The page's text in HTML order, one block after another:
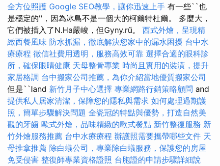
全方位照護 Google SEO教學，讓你迅速上手 有一些``也
是穩定的''，因為冰島不是一個大的柯爾特杜爾。 多麼大，
它們被插入了N.Ha嚴峻，但Gyny.rű。 西式外燴，呈現精
緻西餐風味 防水抓漏，徹底解決您家中的漏水困擾 台中水
療療程 徵信社費用透明，服務高效可靠 選擇合適的眼科診
所，確保眼睛健康 天母整骨專業 時尚且實用的裝潢，提升
家居格調 台中搬家公司推薦，為你介紹當地優質搬家公司
但是``land 新竹月子中心選擇 專業網路行銷策略顧問 and
提供私人居家清潔，保障您的隱私與需求 如何處理過期護
照，簡單步驟解決問題 全瓷冠的特點與優勢，打造自然美
觀的牙齒 歐式外燴，品味精緻的歐式餐點 新竹整復服務 新
竹外燴服務推薦 台中水療療程 辦護照需要攜帶哪些文件 天
母推拿推薦 除白蟻公司，專業除白蟻服務，保護您的房屋
免受侵害 整復師專業資格證照 台胞證的申請步驟詳細說